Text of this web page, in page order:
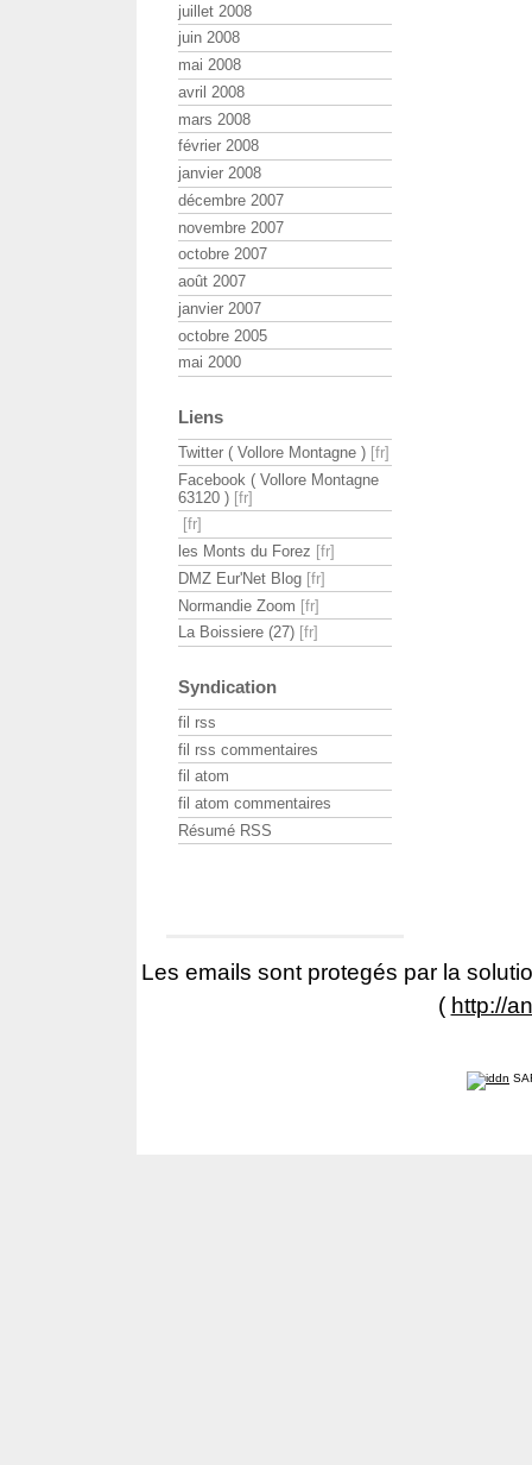
juillet 2008
juin 2008
mai 2008
avril 2008
mars 2008
février 2008
janvier 2008
décembre 2007
novembre 2007
octobre 2007
août 2007
janvier 2007
octobre 2005
mai 2000
Liens
Twitter ( Vollore Montagne )
Facebook ( Vollore Montagne
63120 )
les Monts du Forez
DMZ Eur'Net Blog
Normandie Zoom
La Boissiere (27)
Syndication
fil rss
fil rss commentaires
fil atom
fil atom commentaires
Résumé RSS
Les emails sont protegés par la
( http://